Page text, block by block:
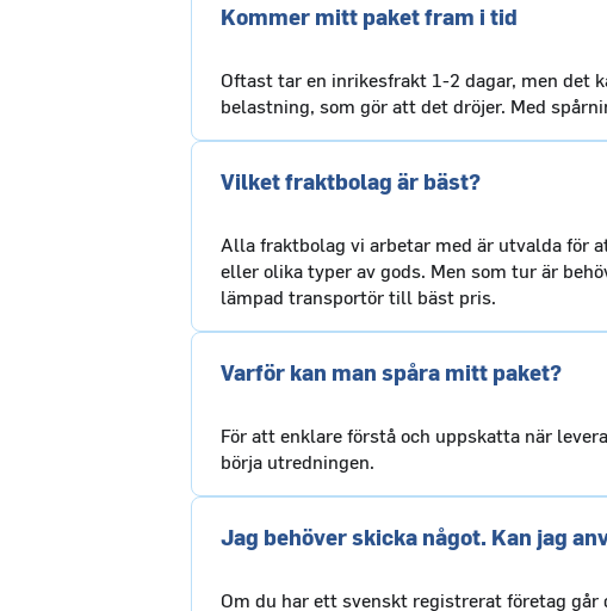
Kommer mitt paket fram i tid
Oftast tar en inrikesfrakt 1-2 dagar, men det
belastning, som gör att det dröjer. Med
Vilket fraktbolag är bäst?
Alla fraktbolag vi arbetar med är utvalda för
eller olika typer av gods. Men som tur är
lämpad transportör till bäst pris.
Varför kan man spåra mitt paket?
För att enklare förstå och uppskatta när
börja utredningen.
Jag behöver skicka något. Kan jag
Om du har ett svenskt registrerat företag